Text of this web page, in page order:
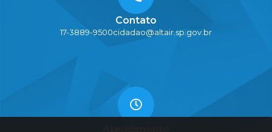
Contato
17-3889-9500cidadao@altair.sp.gov.br